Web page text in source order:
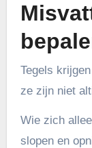
Tegels
ze zijn niet
Wie zich
slopen en